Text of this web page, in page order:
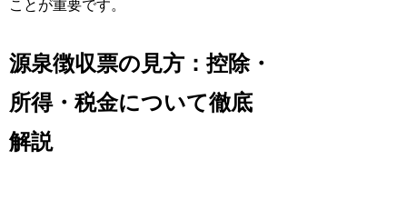
ことが重要です。
源泉徴収票の見方：控除・
所得・税金について徹底
解説